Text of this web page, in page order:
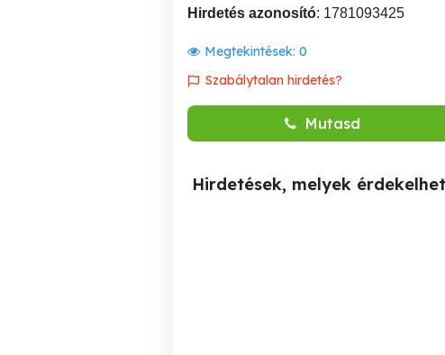
Hirdetés azonosító: 1781093425
Megtekintések: 0
Szabálytalan hirdetés?
Mutasd
Hirdetések, melyek